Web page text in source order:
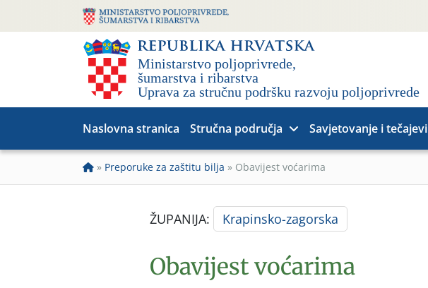
Naslovna stranica Stručna područja Savjetovanje i tečajevi
» Preporuke za zaštitu bilja » Obavijest voćarima
ŽUPANIJA: Krapinsko-zagorska
Obavijest voćarima